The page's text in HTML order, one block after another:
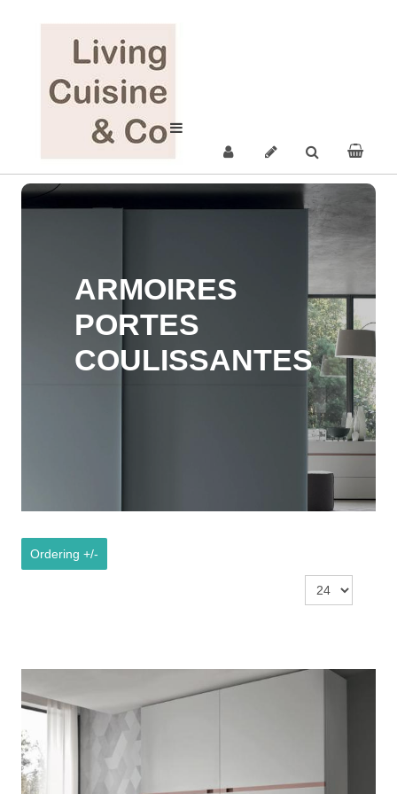
ARMOIRES
PORTES
COULISSANTES
Ordering +/-